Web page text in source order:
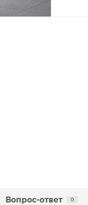
Вопрос-ответ 0